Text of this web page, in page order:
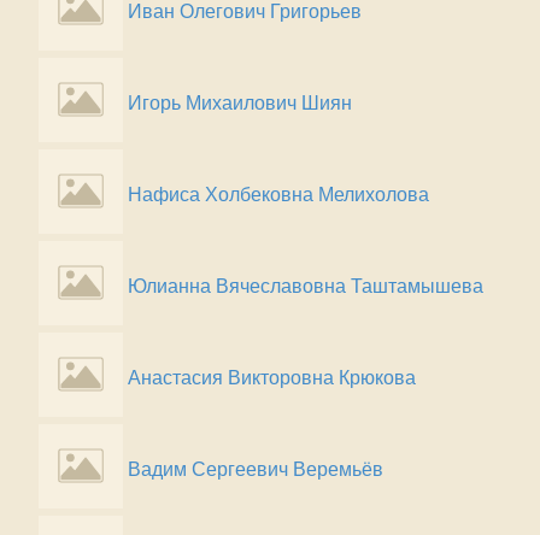
Иван Олегович Григорьев
Игорь Михаилович Шиян
Нафиса Холбековна Мелихолова
Юлианна Вячеславовна Таштамышева
Анастасия Викторовна Крюкова
Вадим Сергеевич Веремьёв